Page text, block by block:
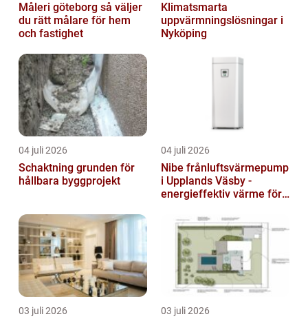
Måleri göteborg så väljer
du rätt målare för hem
och fastighet
Klimatsmarta
uppvärmningslösningar i
Nyköping
04 juli 2026
Schaktning grunden för
hållbara byggprojekt
04 juli 2026
Nibe frånluftsvärmepump
i Upplands Väsby -
energieffektiv värme för
03 juli 2026 03 juli 2026